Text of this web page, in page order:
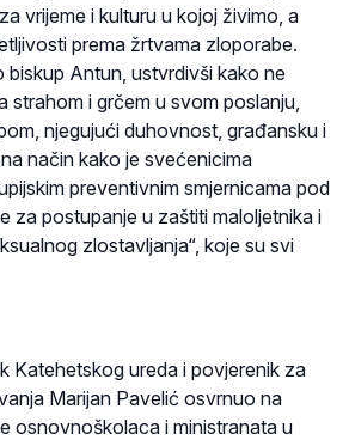
vrijeme i kulturu u kojoj živimo, a
prema žrtvama zloporabe.
biskup Antun, ustvrdivši kako ne
strahom i grčem u svom poslanju,
njegujući duhovnost, građansku i
način kako je svećenicima
preventivnim smjernicama pod
za postupanje u zaštiti maloljetnika i
zlostavljanja“, koje su svi
Katehetskog ureda i povjerenik za
Marijan Pavelić osvrnuo na
osnovnoškolaca i ministranata u